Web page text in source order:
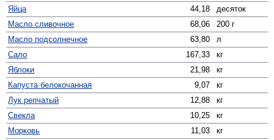
Яйца 44,18
десяток
Масло сливочное
68,06
200 г
Масло подсолнечное
63,80
л
Сало
167,33
кг
Яблоки
21,98
кг
Капуста белокочанная
9,07
кг
Лук репчатый
12,88
кг
Свекла
10,25
кг
Морковь
11,03
кг